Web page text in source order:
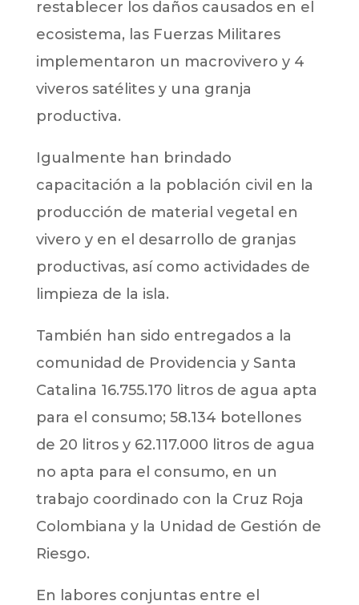
restablecer los daños causados en el
ecosistema, las Fuerzas Militares
implementaron un macrovivero y 4
viveros satélites y una granja
productiva.
Igualmente han brindado
capacitación a la población civil en la
producción de material vegetal en
vivero y en el desarrollo de granjas
productivas, así como actividades de
limpieza de la isla.
También han sido entregados a la
comunidad de Providencia y Santa
Catalina 16.755.170 litros de agua apta
para el consumo; 58.134 botellones
de 20 litros y 62.117.000 litros de agua
no apta para el consumo, en un
trabajo coordinado con la Cruz Roja
Colombiana y la Unidad de Gestión de
Riesgo.
En labores conjuntas entre el